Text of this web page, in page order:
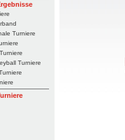
Turniere
Turniere